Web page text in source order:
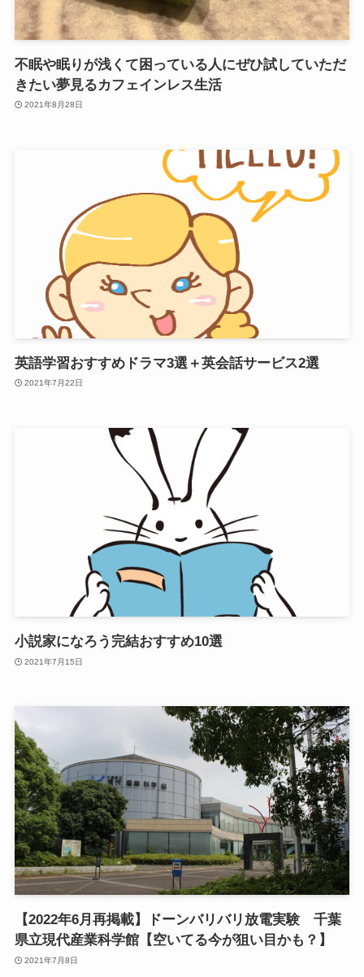
不眠や眠りが浅くて困っている人にぜひ試していただ
きたい夢見るカフェインレス生活
2021年8月28日
英語学習おすすめドラマ3選＋英会話サービス2選
2021年7月22日
小説家になろう完結おすすめ10選
2021年7月15日
【2022年6月再掲載】ドーンバリバリ放電実験 千葉
県立現代産業科学館【空いてる今が狙い目かも？】
2021年7月8日